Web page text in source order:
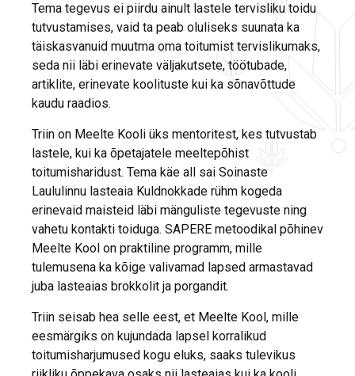
Tema tegevus ei piirdu ainult lastele tervisliku toidu
tutvustamises, vaid ta peab oluliseks suunata ka
täiskasvanuid muutma oma toitumist tervislikumaks,
seda nii läbi erinevate väljakutsete, töötubade,
artiklite, erinevate koolituste kui ka sõnavõttude
kaudu raadios.
Triin on Meelte Kooli üks mentoritest, kes tutvustab
lastele, kui ka õpetajatele meeltepõhist
toitumisharidust. Tema käe all sai Soinaste
Laululinnu lasteaia Kuldnokkade rühm kogeda
erinevaid maisteid läbi mänguliste tegevuste ning
vahetu kontakti toiduga. SAPERE metoodikal põhinev
Meelte Kool on praktiline programm, mille
tulemusena ka kõige valivamad lapsed armastavad
juba lasteaias brokkolit ja porgandit.
Triin seisab hea selle eest, et Meelte Kool, mille
eesmärgiks on kujundada lapsel korralikud
toitumisharjumused kogu eluks, saaks tulevikus